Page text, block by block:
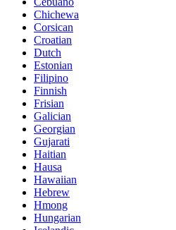
Chichewa
Corsican
Croatian
Dutch
Estonian
Filipino
Finnish
Frisian
Galician
Georgian
Gujarati
Haitian
Hausa
Hawaiian
Hebrew
Hmong
Hungarian